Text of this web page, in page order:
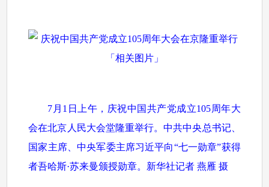
7月1日上午，庆祝中国共产党成立105周年大
会在北京人民大会堂隆重举行。中共中央总书记、
国家主席、中央军委主席习近平向“七一勋章”获得
者吾哈斯·苏来曼颁授勋章。新华社记者 燕雁 摄